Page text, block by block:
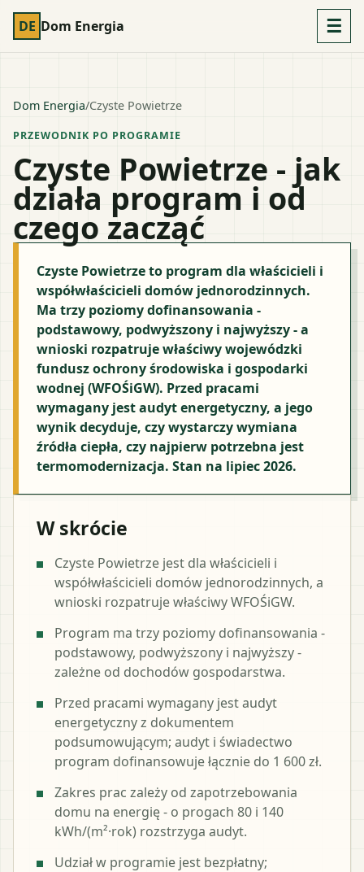
DE Dom Energia ☰
Dom Energia/Czyste Powietrze
PRZEWODNIK PO PROGRAMIE
Czyste Powietrze - jak
działa program i od
czego zacząć
Czyste Powietrze to program dla właścicieli i
współwłaścicieli domów jednorodzinnych.
Ma trzy poziomy dofinansowania -
podstawowy, podwyższony i najwyższy - a
wnioski rozpatruje właściwy wojewódzki
fundusz ochrony środowiska i gospodarki
wodnej (WFOŚiGW). Przed pracami
wymagany jest audyt energetyczny, a jego
wynik decyduje, czy wystarczy wymiana
źródła ciepła, czy najpierw potrzebna jest
termomodernizacja. Stan na lipiec 2026.
W skrócie
Czyste Powietrze jest dla właścicieli i
współwłaścicieli domów jednorodzinnych, a
wnioski rozpatruje właściwy WFOŚiGW.
Program ma trzy poziomy dofinansowania -
podstawowy, podwyższony i najwyższy -
zależne od dochodów gospodarstwa.
Przed pracami wymagany jest audyt
energetyczny z dokumentem
podsumowującym; audyt i świadectwo
program dofinansowuje łącznie do 1 600 zł.
Zakres prac zależy od zapotrzebowania
domu na energię - o progach 80 i 140
kWh/(m²·rok) rozstrzyga audyt.
Udział w programie jest bezpłatny;